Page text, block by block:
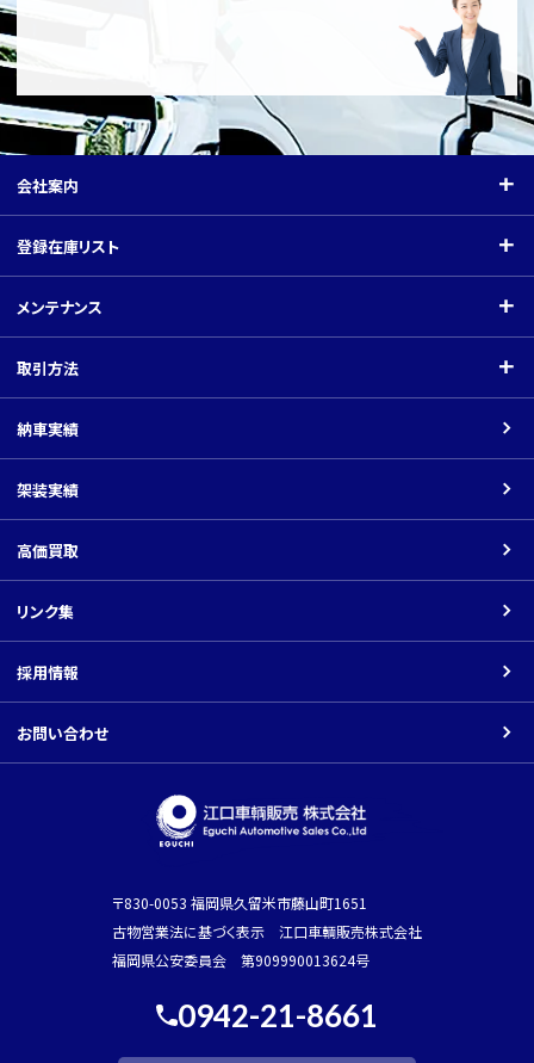
会社案内
会社案内
会社概要
登録在庫リスト
登録在庫リスト
クレーン付（中型）
車載車
ダンプ
その他の車種
メンテナンス
メンテナンス
架装工場
取引方法
取引方法
ネットでのお取引の場合
振込先口座
納車実績
架装実績
高価買取
リンク集
採用情報
お問い合わせ
〒830-0053 福岡県久留米市藤山町1651
古物営業法に基づく表示 江口車輌販売株式会社
福岡県公安委員会 第909990013624号
0942-21-8661